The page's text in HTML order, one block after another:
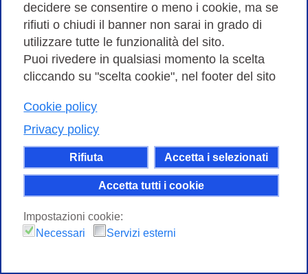
decidere se consentire o meno i cookie, ma se
rifiuti o chiudi il banner non sarai in grado di
utilizzare tutte le funzionalità del sito.
Puoi rivedere in qualsiasi momento la scelta
cliccando su "scelta cookie", nel footer del sito
Cookie policy
Privacy policy
Rifiuta Accetta i selezionati
Accetta tutti i cookie
Impostazioni cookie:
Necessari
Servizi esterni